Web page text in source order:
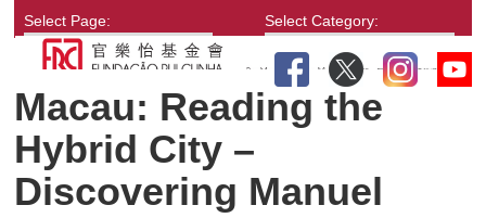
Select Page: Select Category:
Macau: Reading the
Hybrid City –
Discovering Manuel